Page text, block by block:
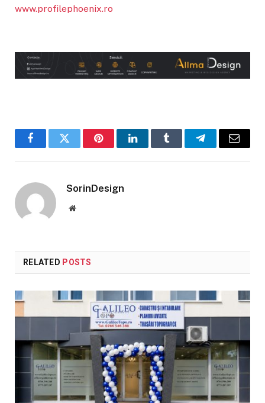
www.profilephoenix.ro
FacebookTwitter PinterestLinkedInTumblr TelegramEmail
SorinDesign
Website
RELATED POSTS